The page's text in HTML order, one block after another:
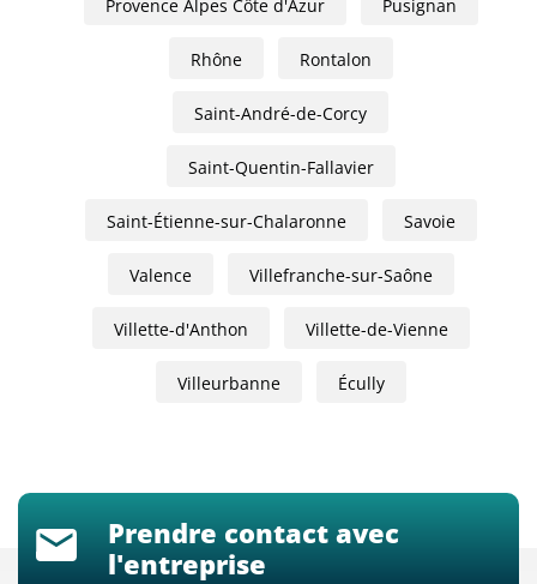
Provence Alpes Côte d'Azur Pusignan
Rhône Rontalon
Saint-André-de-Corcy
Saint-Quentin-Fallavier
Saint-Étienne-sur-Chalaronne Savoie
Valence Villefranche-sur-Saône
Villette-d'Anthon Villette-de-Vienne
Villeurbanne Écully
Prendre contact avec
l'entreprise